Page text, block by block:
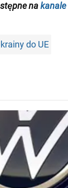
nakanale
do UE